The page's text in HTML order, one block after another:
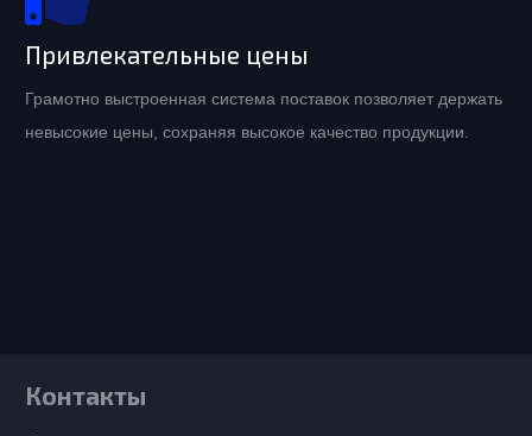
Привлекательные цены
Грамотно выстроенная система поставок позволяет держать
невысокие цены, сохраняя высокое качество продукции.
Контакты